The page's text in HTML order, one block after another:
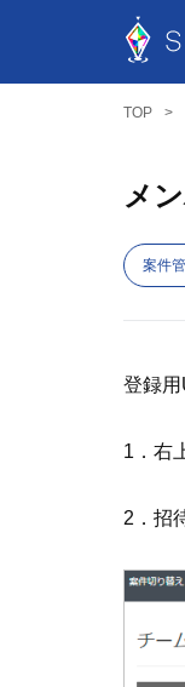
TOP
メ
案件
登録
1．右
2．招